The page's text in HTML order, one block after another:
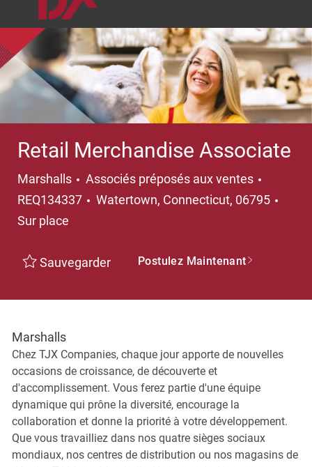
Retail Merchandise Associate
Marshalls Catégorie
Associés préposés aux ventes
REQ134337
Emplacement
Watertown, Connecticut, 06795
Sur place
Sauvegarder Postulez Maintenant
Marshalls
Chez TJX Companies, chaque jour apporte de nouvelles
occasions de croissance, de découverte et
d'accomplissement. Vous ferez partie d'une équipe
dynamique qui prône la diversité, encourage la
collaboration et donne la priorité à votre développement.
Que vous travailliez dans nos quatre sièges sociaux
mondiaux, nos centres de distribution ou nos magasins de